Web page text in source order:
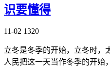
识要懂得
11-02 1320
立冬是冬季的开始，立冬时，
人民把这一天当作冬季的开始